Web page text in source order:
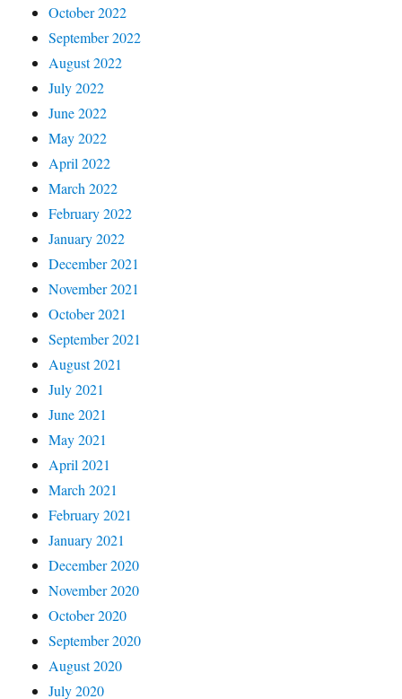
October 2022
September 2022
August 2022
July 2022
June 2022
May 2022
April 2022
March 2022
February 2022
January 2022
December 2021
November 2021
October 2021
September 2021
August 2021
July 2021
June 2021
May 2021
April 2021
March 2021
February 2021
January 2021
December 2020
November 2020
October 2020
September 2020
August 2020
July 2020